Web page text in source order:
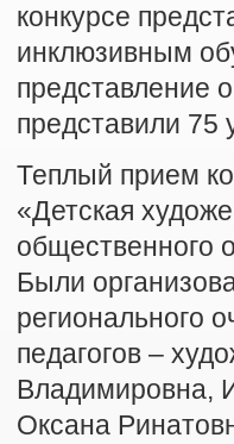
конкурсе
инклюзивным
представление
представили 75
Теплый прием
«Детская
общественного
Были
регионального
педагогов –
Владимировна,
Оксана